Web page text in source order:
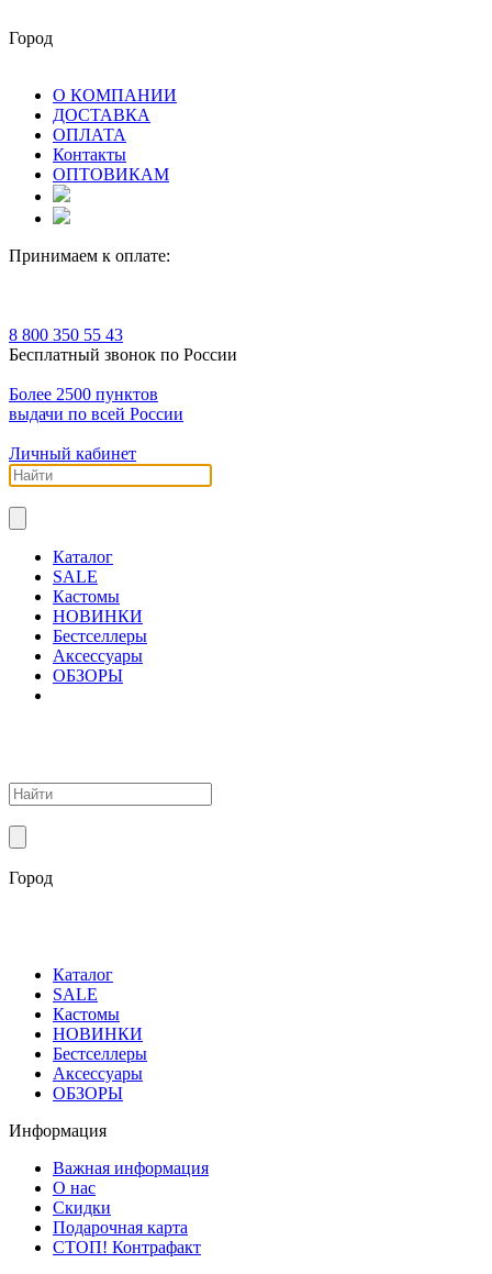
Город
О КОМПАНИИ
ДОСТАВКА
ОПЛАТА
Контакты
ОПТОВИКАМ
Принимаем к оплате:
8 800 350 55 43
Бесплатный звонок по России
Более 2500 пунктов
выдачи по всей России
Личный кабинет
Каталог
SALE
Кастомы
НОВИНКИ
Бестселлеры
Аксессуары
ОБЗОРЫ
Город
Каталог
SALE
Кастомы
НОВИНКИ
Бестселлеры
Аксессуары
ОБЗОРЫ
Информация
Важная информация
О нас
Скидки
Подарочная карта
СТОП! Контрафакт